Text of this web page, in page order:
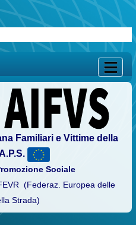
Familiari e Vittime della
Sociale
(Federaz. Europea delle
Strada)